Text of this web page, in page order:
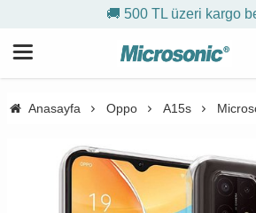
🚚 500 TL üzeri kargo
Anasayfa Oppo A15s